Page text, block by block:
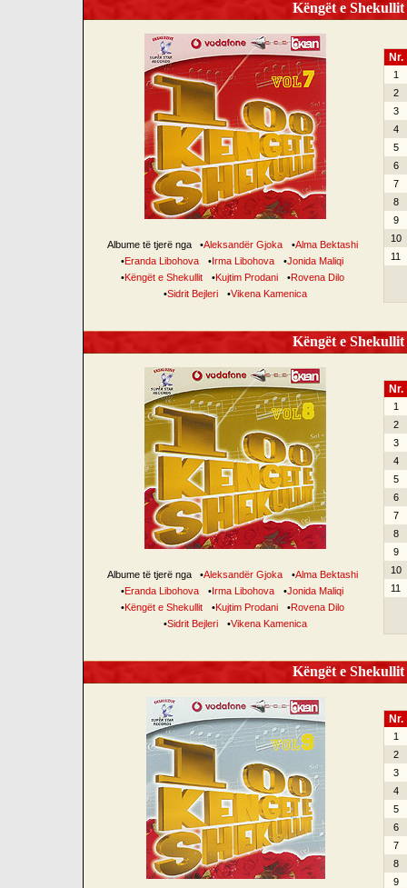
Këngët e
Albume të tjerë nga •Aleksandër Gjoka •Alma Bektashi
•Eranda Libohova •Irma Libohova •Jonida Maliqi
•Këngët e Shekullit •Kujtim Prodani •Rovena Dilo
•Sidrit Bejleri •Vikena Kamenica
Nr.
1
2
3
4
5
6
7
8
9
10
11
Këngët e
Albume të tjerë nga •Aleksandër Gjoka •Alma Bektashi
•Eranda Libohova •Irma Libohova •Jonida Maliqi
•Këngët e Shekullit •Kujtim Prodani •Rovena Dilo
•Sidrit Bejleri •Vikena Kamenica
Nr.
1
2
3
4
5
6
7
8
9
10
11
Këngët e
Nr.
1
2
3
4
5
6
7
8
9